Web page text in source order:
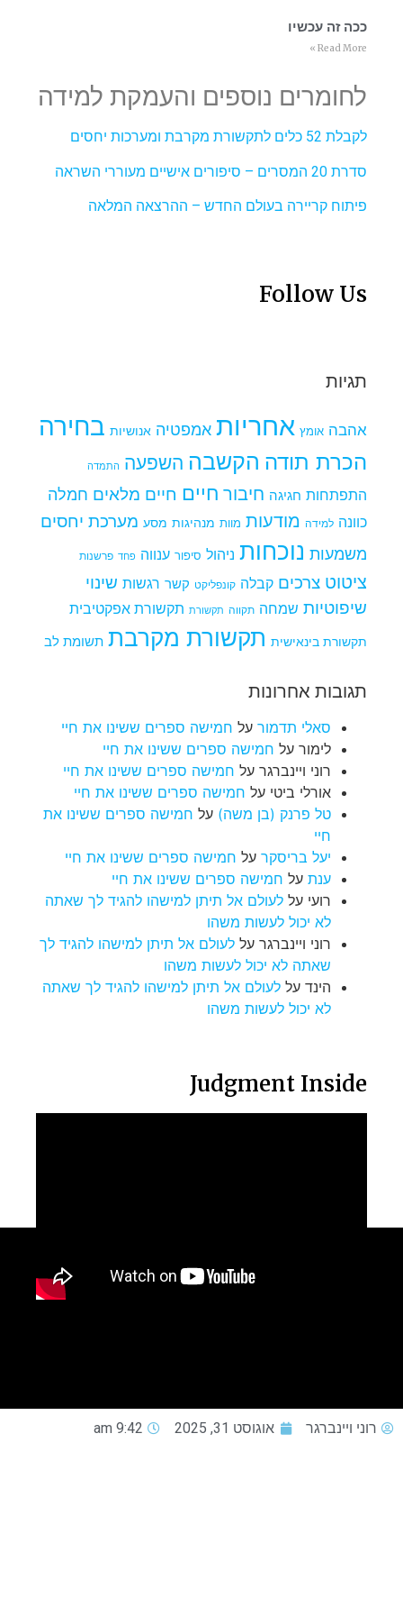
ככה זה עכשיו
Read More »
לחומרים נוספים והעמקת למידה
לקבלת 52 כלים לתקשורת מקרבת ומערכות יחסים
סדרת 20 המסרים – סיפורים אישיים מעוררי השראה
פיתוח קריירה בעולם החדש – ההרצאה המלאה
Follow Us
תגיות
אהבה אומץ אחריות אמפטיה אנושיות בחירה
הכרת תודה הקשבה השפעה התמדה
התפתחות חגיגה חיבור חיים חיים מלאים חמלה
כוונה למידה מודעות מוות מנהיגות מסע מערכת יחסים
משמעות נוכחות ניהול סיפור ענווה פחד פרשנות
ציטוט צרכים קבלה קונפליקט קשר רגשות שינוי
שיפוטיות שמחה תקווה תקשורת תקשורת אפקטיבית
תקשורת בינאישית תקשורת מקרבת תשומת לב
תגובות אחרונות
סאלי תדמור על חמישה ספרים ששינו את חיי
לימור על חמישה ספרים ששינו את חיי
רוני ויינברגר על חמישה ספרים ששינו את חיי
אורלי ביטי על חמישה ספרים ששינו את חיי
טל פרנק (בן משה) על חמישה ספרים ששינו את
חיי
יעל בריסקר על חמישה ספרים ששינו את חיי
ענת על חמישה ספרים ששינו את חיי
רועי על לעולם אל תיתן למישהו להגיד לך שאתה
לא יכול לעשות משהו
רוני ויינברגר על לעולם אל תיתן למישהו להגיד לך
שאתה לא יכול לעשות משהו
הינד על לעולם אל תיתן למישהו להגיד לך שאתה
לא יכול לעשות משהו
Judgment Inside
רוני ויינברגר אוגוסט 31, 2025 9:42 am